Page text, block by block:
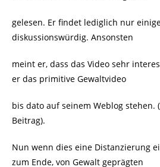
gelesen. Er findet lediglich nur
diskussionswürdig. Ansonsten
meint er, dass das Video sehr
er das primitive Gewaltvideo
bis dato auf seinem Weblog stehen.
Beitrag).
Nun wenn dies eine Distanzierung
zum Ende, von Gewalt geprägten